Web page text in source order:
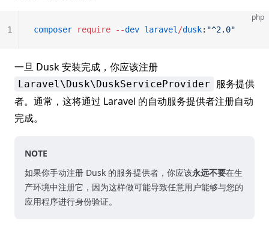
php
composer require --dev laravel /dusk: "^2.0"
1
一旦 Dusk 安装完成，你应该注册
Laravel\Dusk\DuskServiceProvider
服务提供
者。通常，这将通过 Laravel 的自动服务提供者注册自动
完成。
NOTE
如果你手动注册 Dusk 的服务提供者，你应该永远不要在生
产环境中注册它，因为这样做可能导致任意用户能够与您的
应用程序进行身份验证。